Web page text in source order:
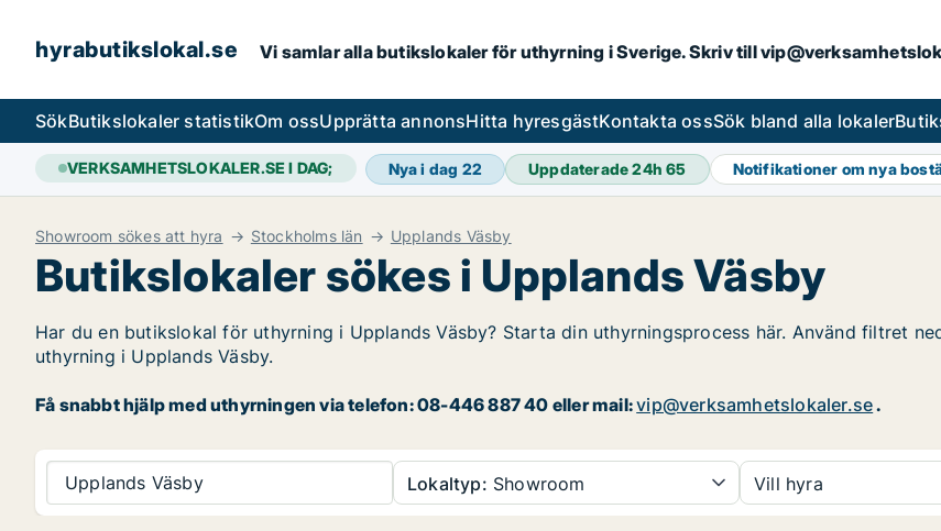
hyrabutikslokal.se Vi samlar alla butikslokaler för uthyrning i Sverige. Skriv till
SökButikslokaler statistikOm ossUpprätta annonsHitta hyresgästKontakta ossSök bland alla lokaler
VERKSAMHETSLOKALER.SE I DAG; Nya i dag 22 Uppdaterade 24h65 Notifikationer om nya
Showroom sökes att hyra Stockholms län Upplands Väsby
Butikslokaler sökes i Upplands Väsby
Har du en butikslokal för uthyrning i Upplands Väsby? Starta din uthyrningsprocess här. Använd filtret
uthyrning i Upplands Väsby.
Få snabbt hjälp med uthyrningen via telefon: 08-446 887 40 eller mail:vip@verksamhetslokaler.se.
Upplands Väsby Lokaltyp: Showroom Vill hyra